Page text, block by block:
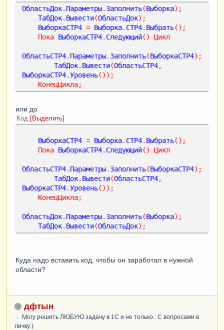
ОбластьДок. Параметры. Заполнить(Выборка);
ТабДок. Вывести(ОбластьДок);
ВыборкаСТР4 = Выборка. СТР4. Выбрать();
Пока ВыборкаСТР4. Следующий() Цикл
ОбластьСТР4. Параметры. Заполнить(ВыборкаСТР4);
ТабДок. Вывести(ОбластьСТР4,
ВыборкаСТР4.Уровень());
КонецЦикла;
или до
Код Выделить
ВыборкаСТР4 = Выборка. СТР4. Выбрать();
Пока ВыборкаСТР4. Следующий() Цикл
ОбластьСТР4. Параметры. Заполнить(ВыборкаСТР4);
ТабДок. Вывести(ОбластьСТР4,
ВыборкаСТР4.Уровень());
КонецЦикла;
ОбластьДок. Параметры. Заполнить(Выборка);
ТабДок. Вывести(ОбластьДок);
Куда надо вставить код, чтобы он заработал в нужной
области?
дфтын
Могу решить ЛЮБУЮ задачу в 1С и не только.. С вопросами в
личку:)